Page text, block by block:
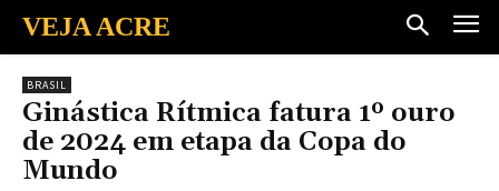
VEJA ACRE
BRASIL
Ginástica Rítmica fatura 1º ouro
de 2024 em etapa da Copa do
Mundo